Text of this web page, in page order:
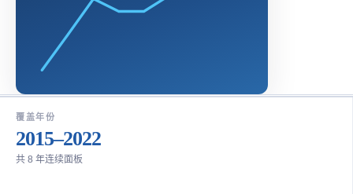
覆盖年份
2015–2022
共 8 年连续面板